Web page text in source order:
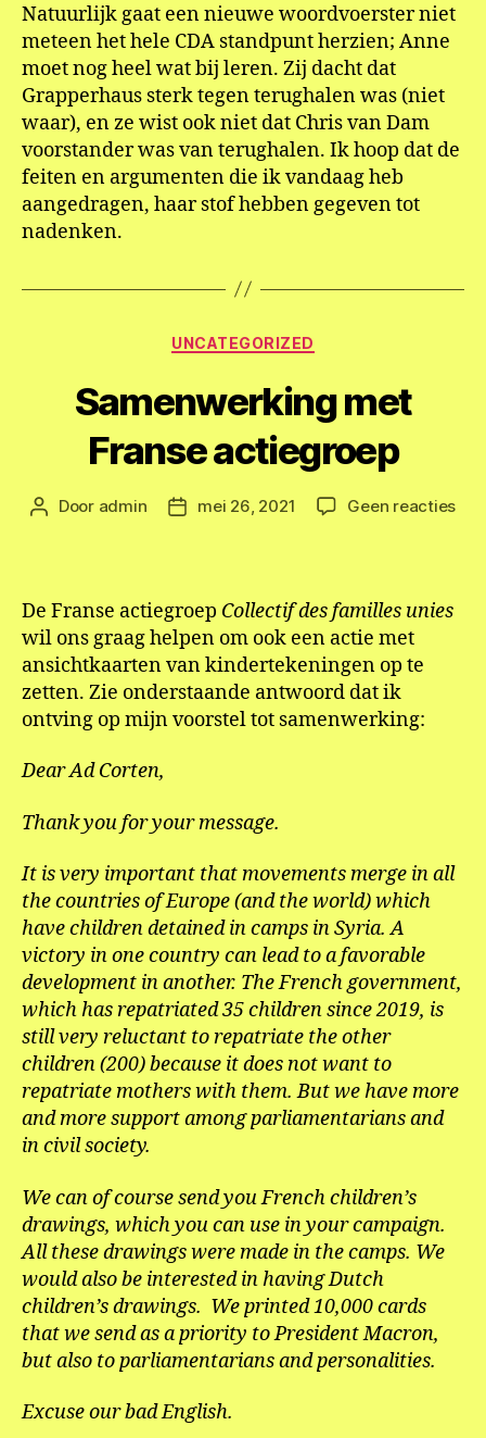
Natuurlijk gaat een nieuwe woordvoerster niet
meteen het hele CDA standpunt herzien; Anne
moet nog heel wat bij leren. Zij dacht dat
Grapperhaus sterk tegen terughalen was (niet
waar), en ze wist ook niet dat Chris van Dam
voorstander was van terughalen. Ik hoop dat de
feiten en argumenten die ik vandaag heb
aangedragen, haar stof hebben gegeven tot
nadenken.
Categorieën
UNCATEGORIZED
Samenwerking met
Franse actiegroep
Berichtauteur
Door admin Berichtdatum
mei 26, 2021 Geen reactiesop
De Franse actiegroep Collectif des familles unies
wil ons graag helpen om ook een actie met
ansichtkaarten van kindertekeningen op te
zetten. Zie onderstaande antwoord dat ik
ontving op mijn voorstel tot samenwerking:
Dear Ad Corten,
Thank you for your message.
It is very important that movements merge in all
the countries of Europe (and the world) which
have children detained in camps in Syria. A
victory in one country can lead to a favorable
development in another. The French government,
which has repatriated 35 children since 2019, is
still very reluctant to repatriate the other
children (200) because it does not want to
repatriate mothers with them. But we have more
and more support among parliamentarians and
in civil society.
We can of course send you French children’s
drawings, which you can use in your campaign.
All these drawings were made in the camps. We
would also be interested in having Dutch
children’s drawings. We printed 10,000 cards
that we send as a priority to President Macron,
but also to parliamentarians and personalities.
Excuse our bad English.